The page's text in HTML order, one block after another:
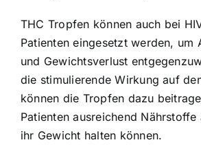
THC Tropfen können auch bei
Patienten eingesetzt werden, um
und Gewichtsverlust
die stimulierende Wirkung auf
können die Tropfen dazu
Patienten ausreichend Nährstoffe
ihr Gewicht halten können.